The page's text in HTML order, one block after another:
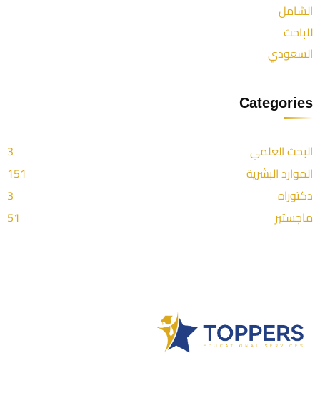
Categories
البحث العلمي
3
الموارد البشرية
151
دكتوراه
3
ماجستير
51